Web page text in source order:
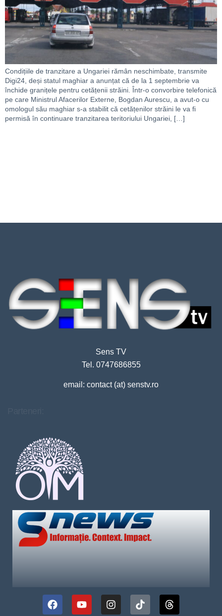
Condițiile de tranzitare a Ungariei rămân neschimbate, transmite
Digi24, deși statul maghiar a anunțat că de la 1 septembrie va
închide granițele pentru cetățenii străini. Într-o convorbire telefonică
pe care Ministrul Afacerilor Externe, Bogdan Aurescu, a avut-o cu
omologul său maghiar s-a stabilit că cetățenilor străini le va fi
permisă în continuare tranzitarea teritoriului Ungariei, […]
Sens TV
Tel. 0747686855
email: contact (at) senstv.ro